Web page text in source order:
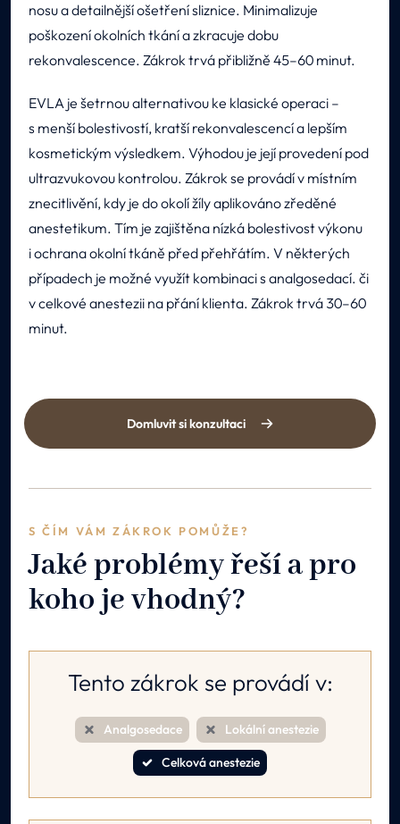
nosu a detailnější ošetření sliznice. Minimalizuje
poškození okolních tkání a zkracuje dobu
rekonvalescence. Zákrok trvá přibližně 45–60 minut.
EVLA je šetrnou alternativou ke klasické operaci –
s menší bolestivostí, kratší rekonvalescencí a lepším
kosmetickým výsledkem. Výhodou je její provedení pod
ultrazvukovou kontrolou. Zákrok se provádí v místním
znecitlivění, kdy je do okolí žíly aplikováno zředěné
anestetikum. Tím je zajištěna nízká bolestivost výkonu
i ochrana okolní tkáně před přehřátím. V některých
případech je možné využít kombinaci s analgosedací. či
v celkové anestezii na přání klienta. Zákrok trvá 30–60
minut.
Domluvit si konzultaci
S ČÍM VÁM ZÁKROK POMŮŽE?
Jaké problémy řeší a pro
koho je vhodný?
Tento zákrok se provádí v:
Analgosedace Lokální anestezie
Celková anestezie